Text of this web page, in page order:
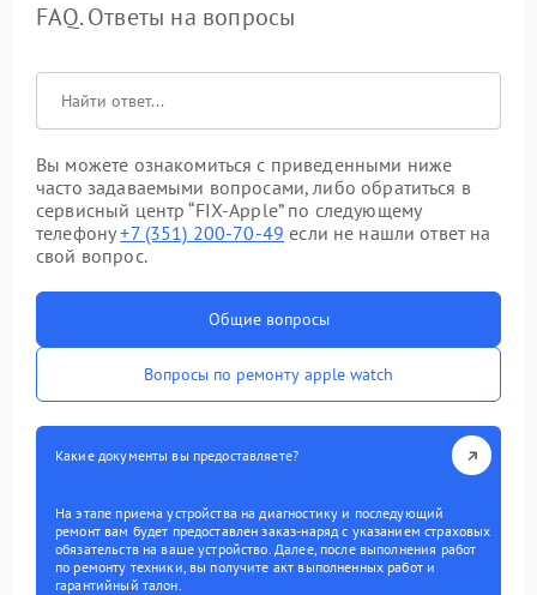
FAQ. Ответы на вопросы
Вы можете ознакомиться с приведенными ниже
часто задаваемыми вопросами, либо обратиться в
сервисный центр “FIX-Apple” по следующему
телефону+7 (351) 200-70-49 если не нашли ответ на
свой вопрос.
Общие вопросы
Вопросы по ремонту apple watch
Какие документы вы предоставляете?
На этапе приема устройства на диагностику и последующий
ремонт вам будет предоставлен заказ-наряд с указанием страховых
обязательств на ваше устройство. Далее, после выполнения работ
по ремонту техники, вы получите акт выполненных работ и
гарантийный талон.